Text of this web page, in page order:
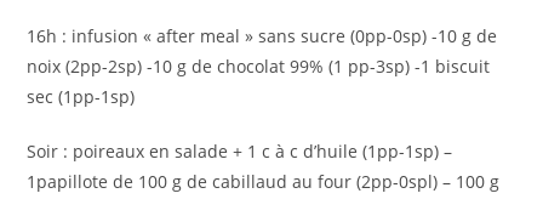
16h : infusion « after meal » sans sucre (0pp-0sp) -10 g de
noix (2pp-2sp) -10 g de chocolat 99% (1 pp-3sp) -1 biscuit
sec (1pp-1sp)
Soir : poireaux en salade + 1 c à c d’huile (1pp-1sp) –
1papillote de 100 g de cabillaud au four (2pp-0spl) – 100 g